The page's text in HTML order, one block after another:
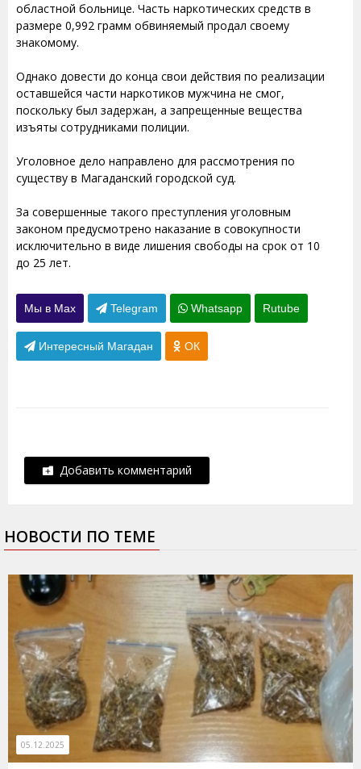
областной больнице. Часть наркотических средств в
размере 0,992 грамм обвиняемый продал своему
знакомому.
Однако довести до конца свои действия по реализации
оставшейся части наркотиков мужчина не смог,
поскольку был задержан, а запрещенные вещества
изъяты сотрудниками полиции.
Уголовное дело направлено для рассмотрения по
существу в Магаданский городской суд.
За совершенные такого преступления уголовным
законом предусмотрено наказание в совокупности
исключительно в виде лишения свободы на срок от 10
до 25 лет.
Мы в Max Telegram Whatsapp Rutube
Интересный Магадан ОК
Добавить комментарий
НОВОСТИ ПО ТЕМЕ
05.12.2025